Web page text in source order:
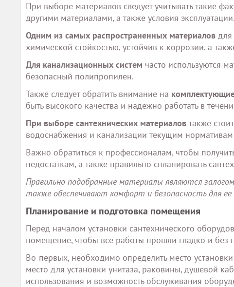
При выборе материалов следует учитывать такие
другими материалами, а также условия эксплуатации.
Одним из самых распространенных материалов для
химической стойкостью, устойчив к коррозии, а
Для канализационных систем часто используются
безопасный полипропилен.
Также следует обратить внимание на
быть высокого качества и надежно работать в
При выборе сантехнических материалов также
водоснабжения и канализации текущим
Важно обратиться к профессионалам, чтобы
недостаткам, а также правильно спланировать
Правильно подобранные материалы являются
также обеспечивают комфорт и безопасность для ее
Планирование и подготовка помещения
Перед началом установки сантехнического
помещение, чтобы все работы прошли гладко и без
Во-первых, необходимо определить место
место для установки унитаза, раковины, душевой
использования и возможность обслуживания